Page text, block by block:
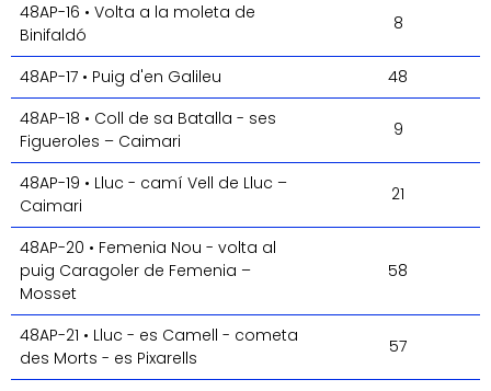
48AP-16 • Volta a la moleta de
Binifaldó
8
48AP-17 • Puig d'en Galileu
48
48AP-18 • Coll de sa Batalla - ses
Figueroles – Caimari
9
48AP-19 • Lluc - camí Vell de Lluc –
Caimari
21
48AP-20 • Femenia Nou - volta al
puig Caragoler de Femenia –
Mosset
58
48AP-21 • Lluc - es Camell - cometa
des Morts - es Pixarells
57